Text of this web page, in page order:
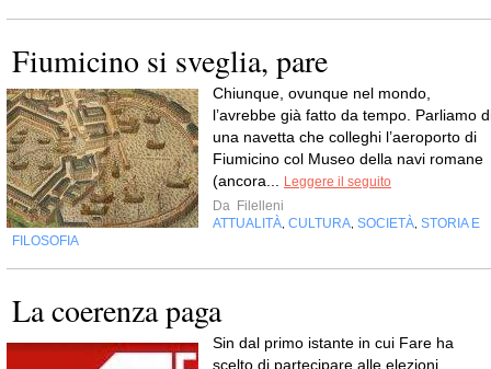
Fiumicino si sveglia, pare
Chiunque, ovunque nel mondo,
l’avrebbe già fatto da tempo. Parliamo
una navetta che colleghi l’aeroporto di
Fiumicino col Museo della navi romane
(ancora...
Leggere il seguito
Da Filelleni
ATTUALITÀ CULTURA SOCIETÀ STORIA E
FILOSOFIA
La coerenza paga
Sin dal primo istante in cui Fare ha
scelto di partecipare alle elezioni